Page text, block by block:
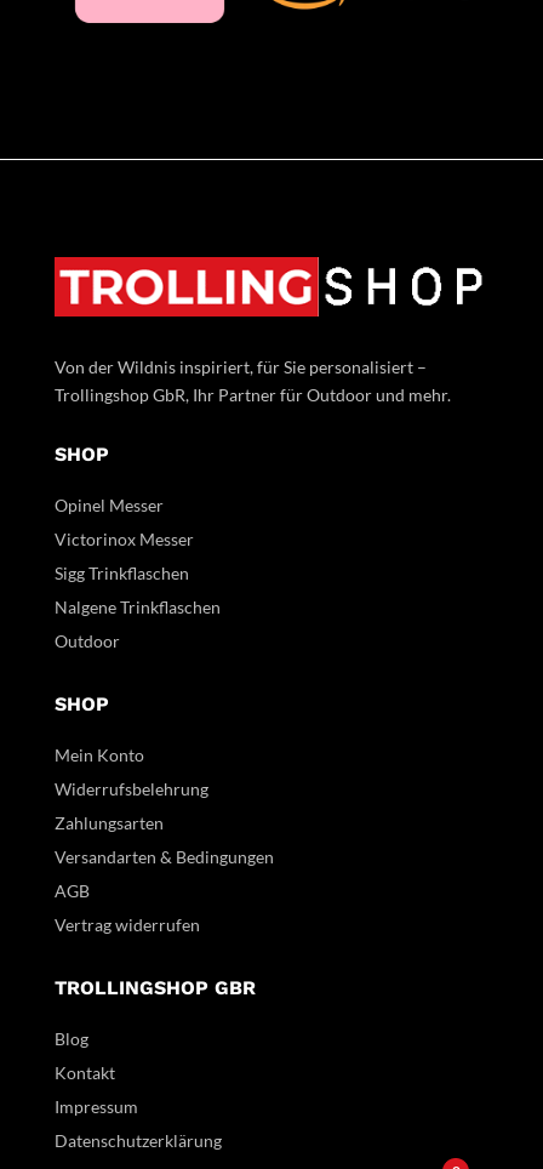
Von der Wildnis inspiriert, für Sie personalisiert –
Trollingshop GbR, Ihr Partner für Outdoor und mehr.
SHOP
Opinel Messer
Victorinox Messer
Sigg Trinkflaschen
Nalgene Trinkflaschen
Outdoor
SHOP
Mein Konto
Widerrufsbelehrung
Zahlungsarten
Versandarten & Bedingungen
AGB
Vertrag widerrufen
TROLLINGSHOP GBR
Blog
Kontakt
Impressum
Datenschutzerklärung